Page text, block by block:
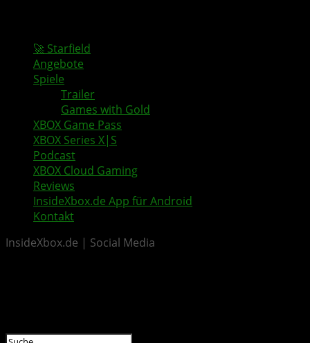
🚀 Starfield
Angebote
Spiele
Trailer
Games with Gold
XBOX Game Pass
XBOX Series X|S
Podcast
XBOX Cloud Gaming
Reviews
InsideXbox.de App für Android
Kontakt
InsideXbox.de | Social Media